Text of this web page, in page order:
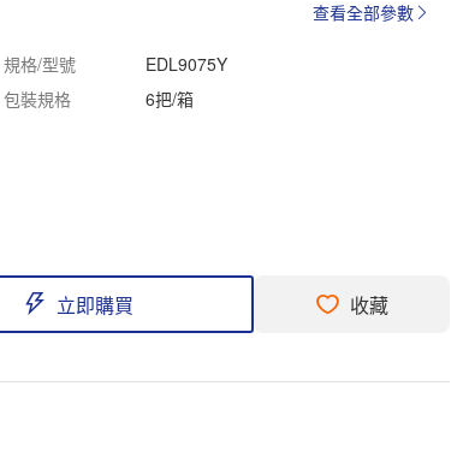
查看全部參數
規格/型號
EDL9075Y
包裝規格 6把/箱
立即購買 收藏